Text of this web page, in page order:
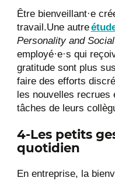
Être bienveillant·e
travail.Une autre
Personality and
employé·e·s qui
gratitude sont plus
faire des efforts
les nouvelles recrues
tâches de leurs
4-Les petits
quotidien
En entreprise, la